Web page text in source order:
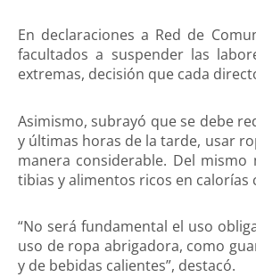
En declaraciones a Red de
facultados a suspender las
extremas, decisión que cada
Asimismo, subrayó que se debe
y últimas horas de la tarde, usar
manera considerable. Del
tibias y alimentos ricos en calorías
“No será fundamental el uso
uso de ropa abrigadora, como
y de bebidas calientes”, destacó.